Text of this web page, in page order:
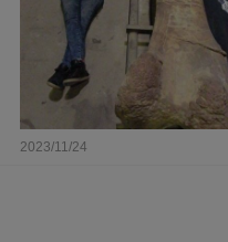
2023/11/24